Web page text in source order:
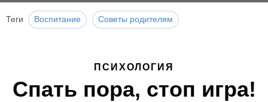
Теги Воспитание Советы родителям
ПСИХОЛОГИЯ
Спать пора, стоп игра!